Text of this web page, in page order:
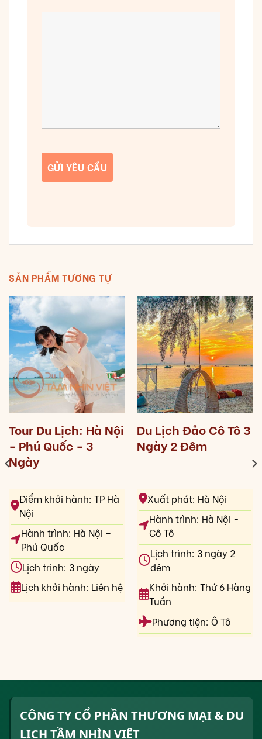
SẢN PHẨM TƯƠNG TỰ
Tour Du Lịch: Hà Nội
- Phú Quốc - 3
Ngày
Điểm khởi hành: TP Hà
Nội
Hành trình: Hà Nội –
Phú Quốc
Lịch trình: 3 ngày
Lịch khởi hành: Liên hệ
Du Lịch Đảo Cô Tô 3
Ngày 2 Đêm
Xuất phát: Hà Nội
Hành trình: Hà Nội -
Cô Tô
Lịch trình: 3 ngày 2
đêm
Khởi hành: Thứ 6 Hàng
Tuần
Phương tiện: Ô Tô
CÔNG TY CỔ PHẦN THƯƠNG MẠI & DU
LỊCH TẦM NHÌN VIỆT